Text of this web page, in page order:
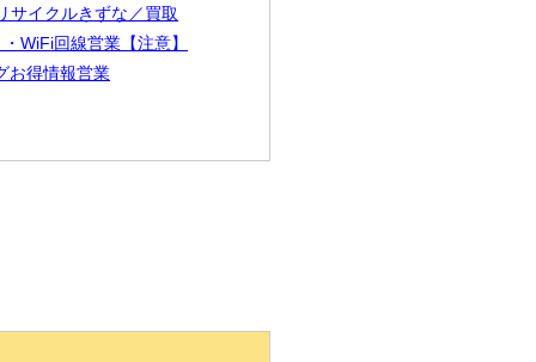
サイクルきずな／買取
WiFi回線営業【注意】
お得情報営業